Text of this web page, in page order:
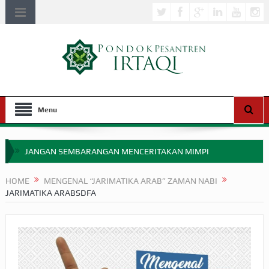
Menu
JANGAN SEMBARANGAN MENCERITAKAN MIMPI
MIMPI YANG DIABAIKAN MENJELANG PERANG BADAR
SEBELUM TIBA SAAT WAJIB?
HAKIKAT NIKMAT DI DUNIA!
HOME
MENGENAL “JARIMATIKA ARAB” ZAMAN NABI
JARIMATIKA ARABSDFA